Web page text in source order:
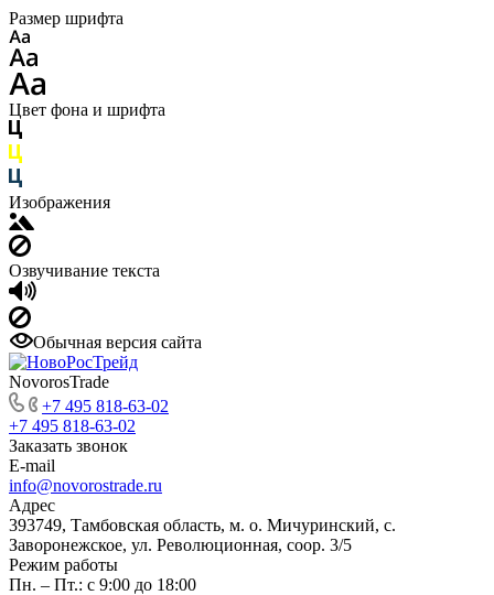
Размер шрифта
Цвет фона и шрифта
Изображения
Озвучивание текста
Обычная версия сайта
NovorosTrade
+7 495 818-63-02
+7 495 818-63-02
Заказать звонок
E-mail
info@novorostrade.ru
Адрес
393749, Тамбовская область, м. о. Мичуринский, с.
Заворонежское, ул. Революционная, соор. 3/5
Режим работы
Пн. – Пт.: с 9:00 до 18:00